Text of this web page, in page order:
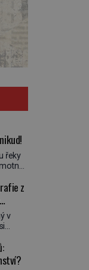
řeky
ale
než si
v
z
v
u
16.